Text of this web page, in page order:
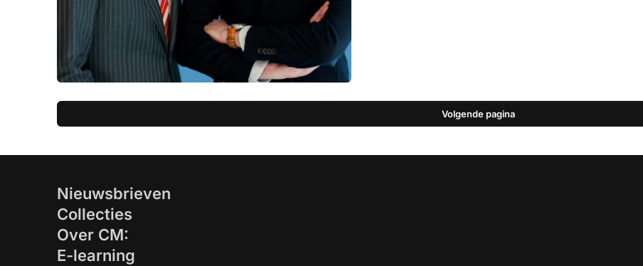
Volgende pagina
Nieuwsbrieven
Collecties
Over CM:
E-learning